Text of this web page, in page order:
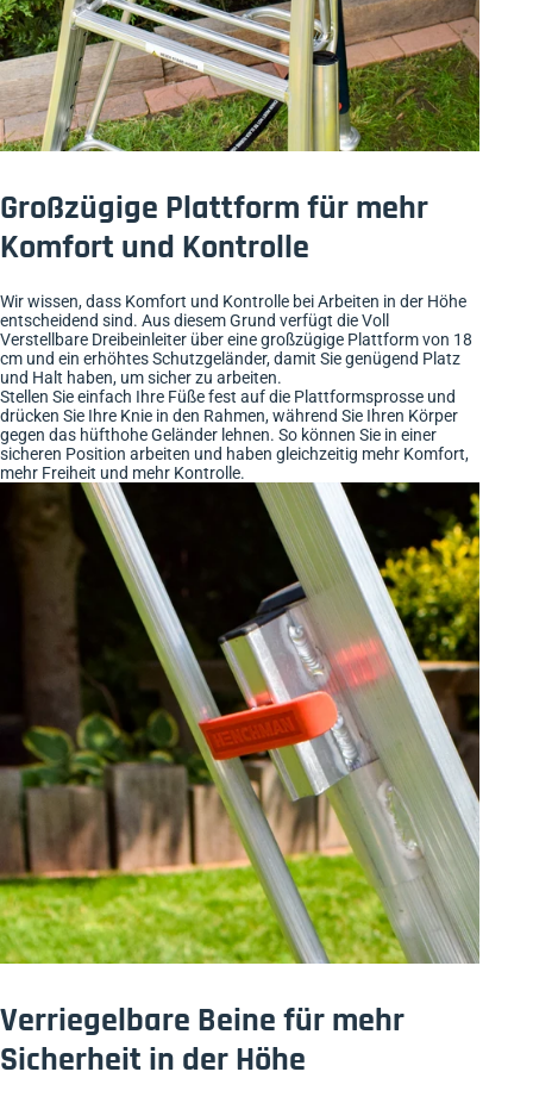
Großzügige Plattform für mehr
Komfort und Kontrolle
Wir wissen, dass Komfort und Kontrolle bei Arbeiten in der Höhe
entscheidend sind. Aus diesem Grund verfügt die Voll
Verstellbare Dreibeinleiter über eine großzügige Plattform von 18
cm und ein erhöhtes Schutzgeländer, damit Sie genügend Platz
und Halt haben, um sicher zu arbeiten.
Stellen Sie einfach Ihre Füße fest auf die Plattformsprosse und
drücken Sie Ihre Knie in den Rahmen, während Sie Ihren Körper
gegen das hüfthohe Geländer lehnen. So können Sie in einer
sicheren Position arbeiten und haben gleichzeitig mehr Komfort,
mehr Freiheit und mehr Kontrolle.
Verriegelbare Beine für mehr
Sicherheit in der Höhe